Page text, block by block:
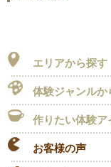
エリアから探す
体験ジャンルか
作りたい体験ア
お客様の声